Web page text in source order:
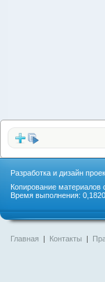
Разработка и дизайн
Копирование материалов
Время выполнения:
Главная | Контакты |